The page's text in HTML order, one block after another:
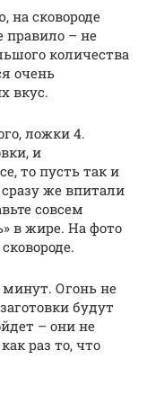
на сковороде
правило – не
количества
очень
вкус.
ложки 4.
и
то пусть так и
же впитали
совсем
в жире. На фото
Огонь не
будут
– они не
раз то, что